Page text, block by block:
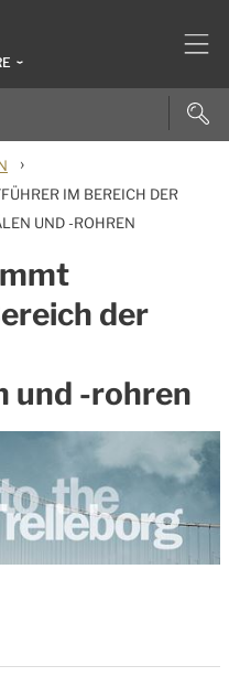
›
IM BEREICH DER
UND -ROHREN
der
und -rohren